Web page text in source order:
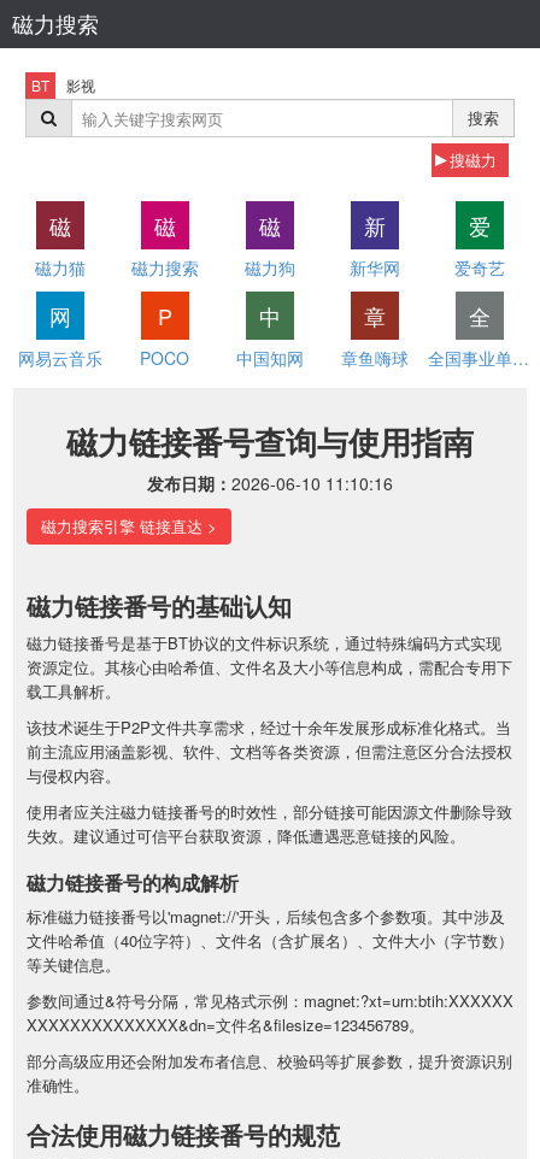
磁力搜索
BT 影视
搜索
搜磁力
磁
磁力猫
磁
磁力搜索
磁
磁力狗
新
新华网
爱
爱奇艺
网
网易云音乐
P
POCO
中
中国知网
章
章鱼嗨球
全
全国事业单位招聘网
磁力链接番号查询与使用指南
发布日期： 2026-06-10 11:10:16
磁力搜索引擎 链接直达 >
磁力链接番号的基础认知
磁力链接番号是基于BT协议的文件标识系统，通过特殊编码方式实现
资源定位。其核心由哈希值、文件名及大小等信息构成，需配合专用下
载工具解析。
该技术诞生于P2P文件共享需求，经过十余年发展形成标准化格式。当
前主流应用涵盖影视、软件、文档等各类资源，但需注意区分合法授权
与侵权内容。
使用者应关注磁力链接番号的时效性，部分链接可能因源文件删除导致
失效。建议通过可信平台获取资源，降低遭遇恶意链接的风险。
磁力链接番号的构成解析
标准磁力链接番号以'magnet://'开头，后续包含多个参数项。其中涉及
文件哈希值（40位字符）、文件名（含扩展名）、文件大小（字节数）
等关键信息。
参数间通过&符号分隔，常见格式示例：magnet:?xt=urn:btih:XXXXXX
XXXXXXXXXXXXXX&dn=文件名&filesize=123456789。
部分高级应用还会附加发布者信息、校验码等扩展参数，提升资源识别
准确性。
合法使用磁力链接番号的规范